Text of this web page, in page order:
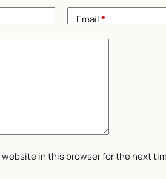
Email*
website in this browser for the next